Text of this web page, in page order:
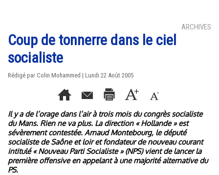
ARCHIVES
Coup de tonnerre dans le ciel
socialiste
Rédigé par Colin Mohammed | Lundi 22 Août 2005
Il y a de l’orage dans l’air à trois mois du congrès socialiste
du Mans. Rien ne va plus. La direction « Hollande » est
sévèrement contestée. Arnaud Montebourg, le député
socialiste de Saône et loir et fondateur de nouveau courant
intitulé « Nouveau Parti Socialiste » (NPS) vient de lancer la
première offensive en appelant à une majorité alternative du
PS.